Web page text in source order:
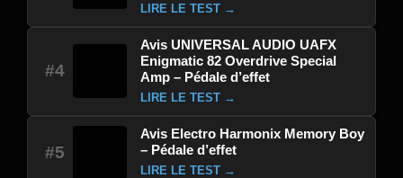
LIRE LE TEST →
#4
Avis UNIVERSAL AUDIO UAFX
Enigmatic 82 Overdrive Special
Amp – Pédale d’effet
LIRE LE TEST →
#5
Avis Electro Harmonix Memory Boy
– Pédale d’effet
LIRE LE TEST →